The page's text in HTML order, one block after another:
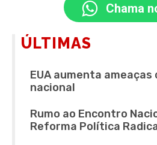
Chama
ÚLTIMAS
EUA aumenta
nacional
Rumo ao Encontro
Reforma Política